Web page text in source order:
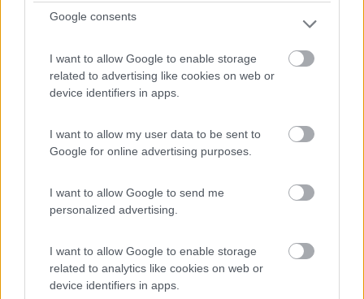
Google consents
I want to allow Google to enable storage
related to advertising like cookies on web or
device identifiers in apps.
I want to allow my user data to be sent to
Google for online advertising purposes.
I want to allow Google to send me
personalized advertising.
I want to allow Google to enable storage
related to analytics like cookies on web or
device identifiers in apps.
Inserito il 09/05/2006
Originally posted by copenga
Originally posted by copenga
Originally posted by CavalloPazzo
Ecco perchè non ci vogliono da nessuna parte, fino a quando ci
x la gente che vi vede. Bravi Bravi. ps: se vi fate la doccia fuori
sono sicuro che fate anche lo scarico selvaggio, non mi dite che
> cresce'.... 'a fai finita? un salutino
> Mi meraviglio di te che dici di essere un camperista. uno x
mettere la doccia fuori non è solo per i piedi ma fa anche altro.